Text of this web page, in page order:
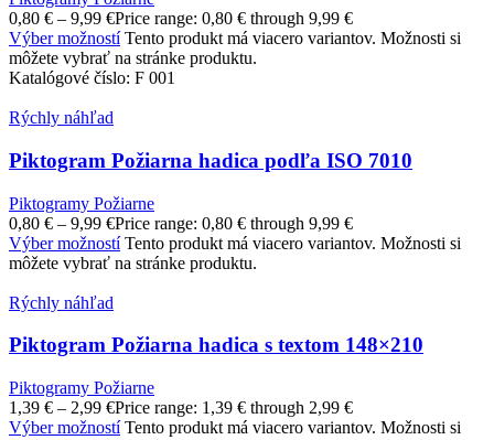
0,80 € – 9,99 €Price range: 0,80 € through 9,99 €
Výber možností Tento produkt má viacero variantov. Možnosti si
môžete vybrať na stránke produktu.
Katalógové číslo: F 001
Rýchly náhľad
Piktogram Požiarna hadica podľa ISO 7010
Piktogramy Požiarne
0,80 € – 9,99 €Price range: 0,80 € through 9,99 €
Výber možností Tento produkt má viacero variantov. Možnosti si
môžete vybrať na stránke produktu.
Rýchly náhľad
Piktogram Požiarna hadica s textom 148×210
Piktogramy Požiarne
1,39 € – 2,99 €Price range: 1,39 € through 2,99 €
Výber možností Tento produkt má viacero variantov. Možnosti si